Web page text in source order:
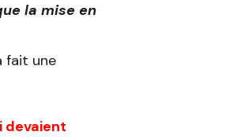
la mise en
fait une
devaient